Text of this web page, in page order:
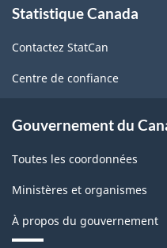
propos
ce
site
Statistique Canada
Contactez StatCan
Centre de confiance
Gouvernement du
Toutes les coordonnées
Ministères et organismes
À propos du gouvernement